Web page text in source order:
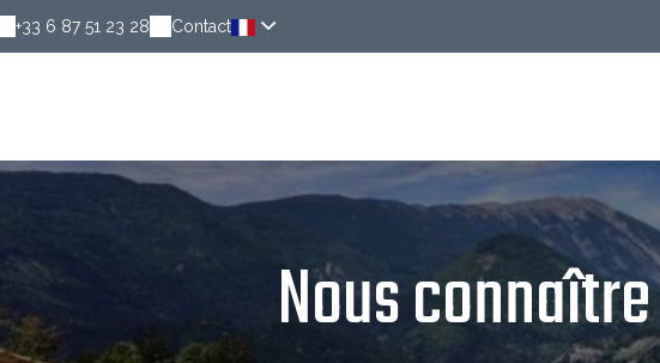
+33 6 87 51 23 28 Contact
Découvrir Chambres Autour de chez nous
Nous connaître